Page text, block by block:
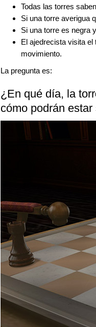
Todas las torres
Si una torre averigua
Si una torre es negra
El ajedrecista visita
movimiento.
La pregunta es:
¿En qué día, la
cómo podrán estar